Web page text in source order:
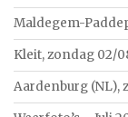
Maldegem-
Kleit, zondag 02/
Aardenburg (NL),